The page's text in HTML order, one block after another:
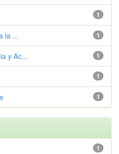
1
1
la ...
1
y Ac...
1
1
1